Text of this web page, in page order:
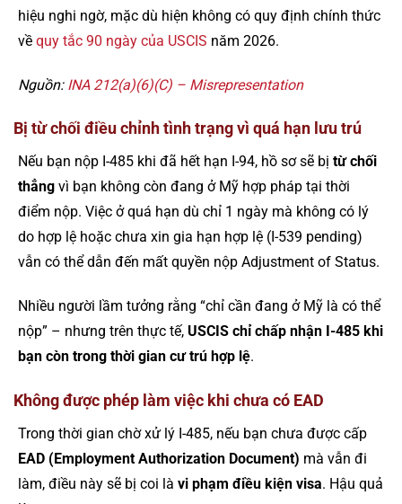
hiệu nghi ngờ, mặc dù hiện không có quy định chính thức
về quy tắc 90 ngày của USCIS năm 2026.
Nguồn: INA 212(a)(6)(C) – Misrepresentation
Bị từ chối điều chỉnh tình trạng vì quá hạn lưu trú
Nếu bạn nộp I-485 khi đã hết hạn I-94, hồ sơ sẽ bị từ chối
thẳng vì bạn không còn đang ở Mỹ hợp pháp tại thời
điểm nộp. Việc ở quá hạn dù chỉ 1 ngày mà không có lý
do hợp lệ hoặc chưa xin gia hạn hợp lệ (I-539 pending)
vẫn có thể dẫn đến mất quyền nộp Adjustment of Status.
Nhiều người lầm tưởng rằng “chỉ cần đang ở Mỹ là có thể
nộp” – nhưng trên thực tế, USCIS chỉ chấp nhận I-485 khi
bạn còn trong thời gian cư trú hợp lệ.
Không được phép làm việc khi chưa có EAD
Trong thời gian chờ xử lý I-485, nếu bạn chưa được cấp
EAD (Employment Authorization Document) mà vẫn đi
làm, điều này sẽ bị coi là vi phạm điều kiện visa. Hậu quả